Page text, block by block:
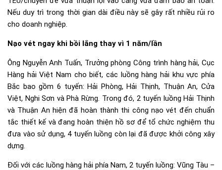
Nếu duy trì trong thời gian dài điều này sẽ gây rất nhiều rủi ro
cho doanh nghiệp.
Nạo vét ngay khi bồi lắng thay vì 1 năm/lần
Ông Nguyễn Anh Tuấn, Trưởng phòng Công trình hàng hải, Cục
Hàng hải Việt Nam cho biết, các luồng hàng hải khu vực phía
Bắc bao gồm 6 tuyến: Hải Phòng, Hải Thịnh, Thuận An, Cửa
Việt, Nghi Sơn và Phà Rừng. Trong đó, 2 tuyến luồng Hải Thịnh
và Thuận An hiện đã hoàn thành thi công nạo vét đến chuẩn
tắc thiết kế và đang hoàn thiện hồ sơ để tổ chức nghiệm thu
đưa vào sử dụng, 4 tuyến luồng còn lại đã được khởi công xây
dựng.
Đối với các luồng hàng hải phía Nam, 2 tuyến luồng: Vũng Tàu –